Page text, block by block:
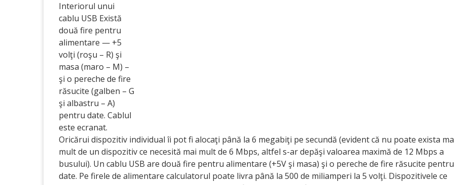
Interiorul unui
cablu USB Există
două fire pentru
alimentare — +5
volţi (roşu – R) şi
masa (maro – M) –
şi o pereche de fire
răsucite (galben – G
şi albastru – A)
pentru date. Cablul
este ecranat.
Oricărui dispozitiv individual îi pot fi alocaţi până la 6 megabiţi pe secundă (evident că nu poate exista
mult de un dispozitiv ce necesită mai mult de 6 Mbps, altfel s-ar depăşi valoarea maximă de 12 Mbps a
busului). Un cablu USB are două fire pentru alimentare (+5V şi masa) şi o pereche de fire răsucite pentru
date. Pe firele de alimentare calculatorul poate livra până la 500 de miliamperi la 5 volţi. Dispozitivele ce